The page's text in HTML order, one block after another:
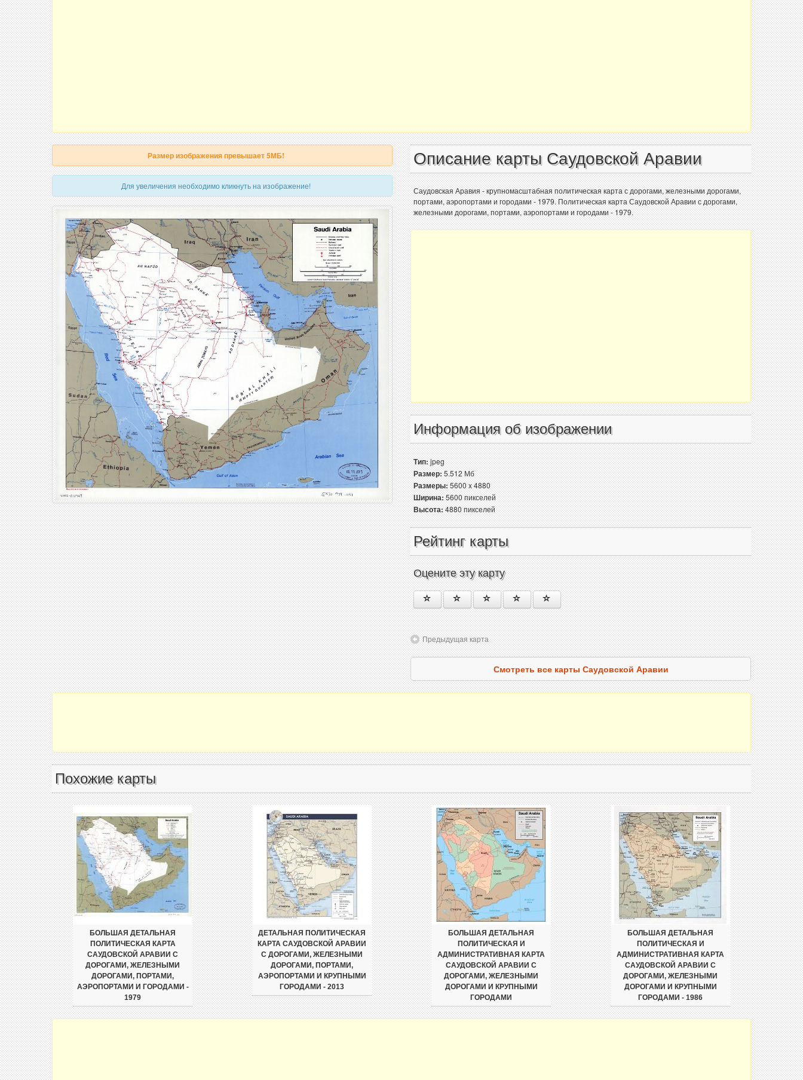
Размер изображения превышает 5МБ!
Для увеличения необходимо кликнуть на изображение!
Описание карты Саудовской Аравии
Саудовская Аравия - крупномасштабная политическая карта с дорогами, железными дорогами,
портами, аэропортами и городами - 1979. Политическая карта Саудовской Аравии с дорогами,
железными дорогами, портами, аэропортами и городами - 1979.
Информация об изображении
Тип:jpeg
Размер:5.512 Мб
Размеры:5600 x 4880
Ширина:5600 пикселей
Высота:4880 пикселей
Рейтинг карты
Оцените эту карту
Предыдущая карта
Смотреть все карты Саудовской Аравии
Похожие карты
БОЛЬШАЯ ДЕТАЛЬНАЯ
ПОЛИТИЧЕСКАЯ КАРТА
САУДОВСКОЙ АРАВИИ С
ДОРОГАМИ, ЖЕЛЕЗНЫМИ
ДОРОГАМИ, ПОРТАМИ,
АЭРОПОРТАМИ И ГОРОДАМИ -
1979
ДЕТАЛЬНАЯ ПОЛИТИЧЕСКАЯ
КАРТА САУДОВСКОЙ АРАВИИ
С ДОРОГАМИ, ЖЕЛЕЗНЫМИ
ДОРОГАМИ, ПОРТАМИ,
АЭРОПОРТАМИ И КРУПНЫМИ
ГОРОДАМИ - 2013
БОЛЬШАЯ ДЕТАЛЬНАЯ
ПОЛИТИЧЕСКАЯ И
АДМИНИСТРАТИВНАЯ КАРТА
САУДОВСКОЙ АРАВИИ С
ДОРОГАМИ, ЖЕЛЕЗНЫМИ
ДОРОГАМИ И КРУПНЫМИ
ГОРОДАМИ
БОЛЬШАЯ ДЕТАЛЬНАЯ
ПОЛИТИЧЕСКАЯ И
АДМИНИСТРАТИВНАЯ КАРТА
САУДОВСКОЙ АРАВИИ С
ДОРОГАМИ, ЖЕЛЕЗНЫМИ
ДОРОГАМИ И КРУПНЫМИ
ГОРОДАМИ - 1986